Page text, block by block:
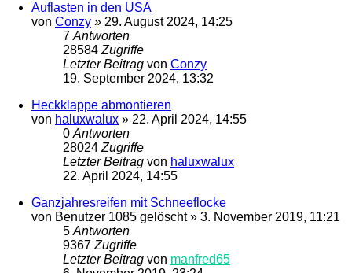
Auflasten in den USA
von Conzy » 29. August 2024, 14:25
7 Antworten
28584 Zugriffe
Letzter Beitrag von Conzy
19. September 2024, 13:32
Heckklappe abmontieren
von haluxwalux » 22. April 2024, 14:55
0 Antworten
28024 Zugriffe
Letzter Beitrag von haluxwalux
22. April 2024, 14:55
Ganzjahresreifen mit Schneeflocke
von Benutzer 1085 gelöscht» 3. November 2019, 11:21
5 Antworten
9367 Zugriffe
Letzter Beitrag von manfred65